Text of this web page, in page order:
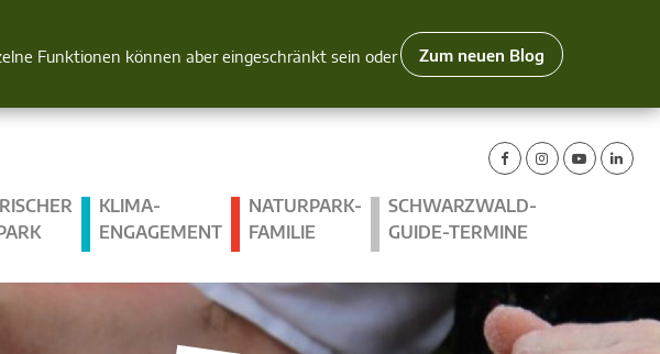
Funktionen können aber eingeschränkt sein oder
Zum neuen Blog
KLIMA­
ENGAGEMENT
NATURPARK-
FAMILIE
SCHWARZWALD-
GUIDE-TERMINE